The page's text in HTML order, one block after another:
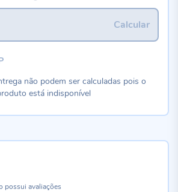
possui avaliações
Calcular
não podem ser calculadas pois o
está indisponível